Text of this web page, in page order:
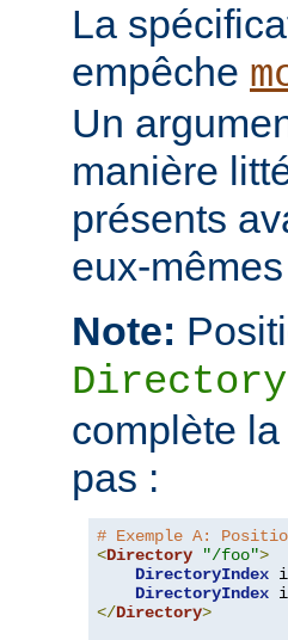
La
empêche
Un
manière
présents
eux-
Note:
complète
pas :
# Exemple A:
<Directory "/foo">
DirectoryIndex
DirectoryIndex
</Directory>